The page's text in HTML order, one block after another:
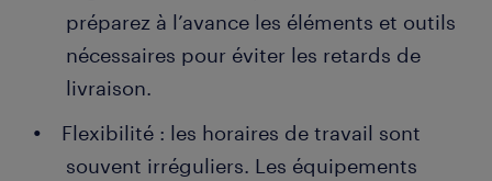
préparez à l’avance les éléments et outils
nécessaires pour éviter les retards de
livraison.
Flexibilité : les horaires de travail sont
souvent irréguliers. Les équipements